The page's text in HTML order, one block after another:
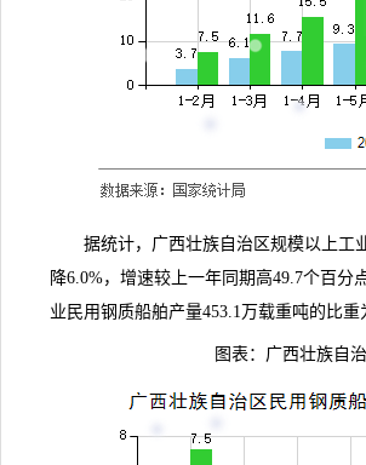
据统计，广西壮族自治区规模以上工
降6.0%，增速较上一年同期高49.7个百
业民用钢质船舶产量453.1万载重吨的比重
图表：广西壮族自